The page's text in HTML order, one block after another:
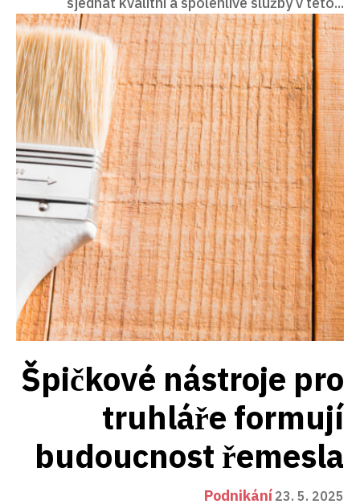
Špičkové nástroje pro
truhláře formují
budoucnost řemesla
Podnikání23. 5. 2025